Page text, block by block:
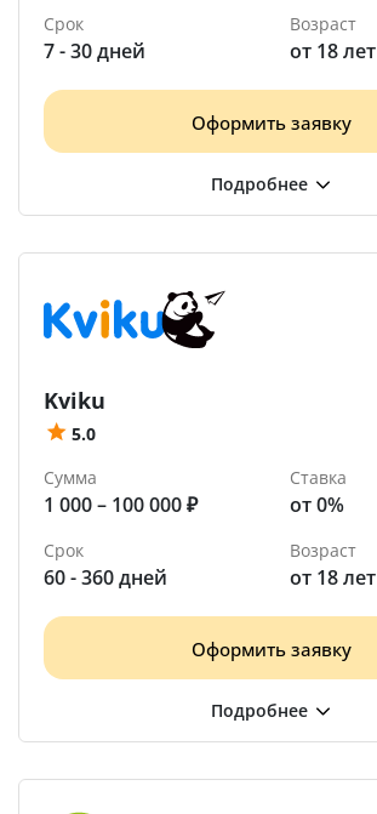
Срок
7 - 30 дней
Возраст
от 18 лет
Оформить заявку
Kviku
5.0
Сумма
1 000 – 100 000 ₽
Ставка
от 0%
Срок
60 - 360 дней
Возраст
от 18 лет
Оформить заявку